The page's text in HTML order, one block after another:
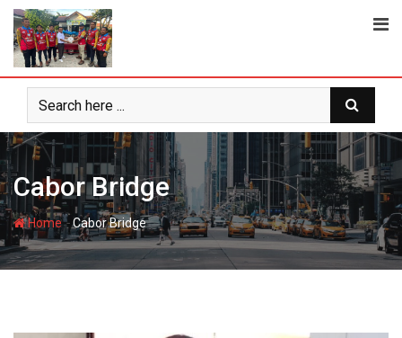
Skip
content
Cabor Bridge
Home-Cabor Bridge